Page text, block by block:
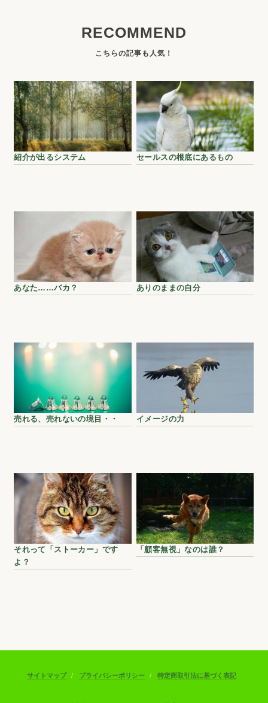
RECOMMEND
紹介が出るシステム セールスの根底にあるもの
あなた……バカ？ ありのままの自分
売れる、売れないの境目・・ イメージの力
それって「ストーカー」です
よ？
「顧客無視」なのは誰？
サイトマップ プライバシーポリシー 特定商取引法に基づく表記